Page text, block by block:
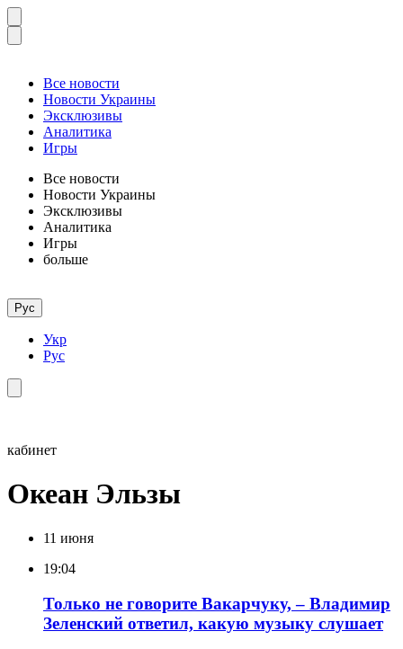
Все новости
Новости Украины
Эксклюзивы
Аналитика
Игры
Все новости
Новости Украины
Эксклюзивы
Аналитика
Игры
больше
Рус
Укр
Рус
кабинет
Океан Эльзы
11 июня
19:04
Только не говорите Вакарчуку, – Владимир
Зеленский ответил, какую музыку слушает